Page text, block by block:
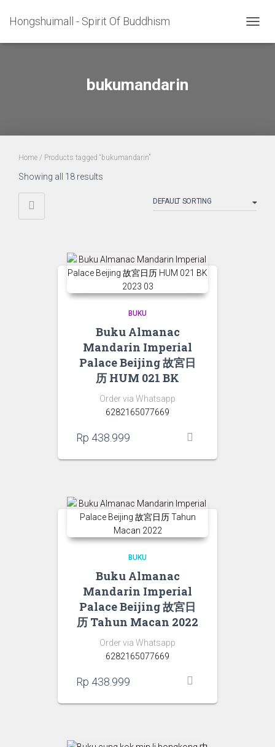
Hongshuimall - Spirit Of Buddhism
bukumandarin
Home / Products tagged “bukumandarin”
Showing all 18 results
BUKU
Buku Almanac
Mandarin Imperial
Palace Beijing 故宮日
历 HUM 021 BK
Order via Whatsapp
6282165077669
Rp 438.999
BUKU
Buku Almanac
Mandarin Imperial
Palace Beijing 故宮日
历 Tahun Macan 2022
Order via Whatsapp
6282165077669
Rp 438.999